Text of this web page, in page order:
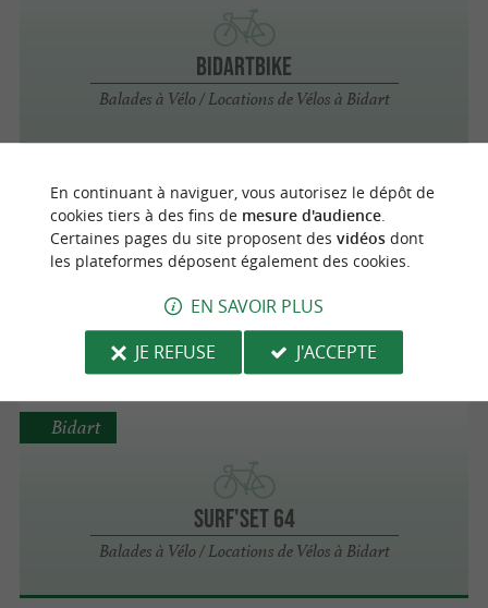
BidartBike
Balades à Vélo / Locations de Vélos à Bidart
BALADE EN SKATE ÉLECTRIQUE
Balades en Gyropode / Skate Électrique à
Bidart
Bidart
Surf'Set 64
Balades à Vélo / Locations de Vélos à Bidart
Bidart
En continuant à naviguer, vous autorisez le dépôt de
cookies tiers à des fins de mesure d'audience.
Certaines pages du site proposent des vidéosdont
les plateformes déposent également des cookies.
EN SAVOIR PLUS
JE REFUSE
J'ACCEPTE